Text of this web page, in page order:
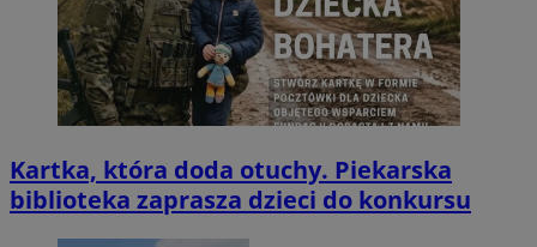
Kartka, która doda otuchy. Piekarska
biblioteka zaprasza dzieci do konkursu